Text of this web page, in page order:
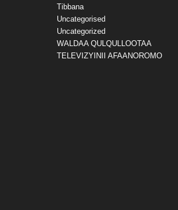
Tibbana
Uncategorised
Uncategorized
WALDAA QULQULLOOTAA
TELEVIZYINII AFAANOROMO